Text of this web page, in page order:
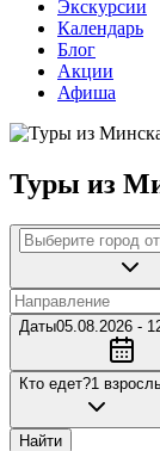
Экскурсии
Календарь
Блог
Акции
Афиша
Туры из
Даты05.08.2026 -
Кто едет?1
Найти